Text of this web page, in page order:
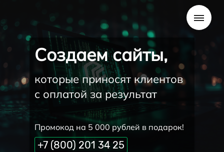
Создаем сайты,
которые приносят клиентов
с оплатой за результат
Промокод на 5 000 рублей в подарок!
+7 (800) 201 34 25